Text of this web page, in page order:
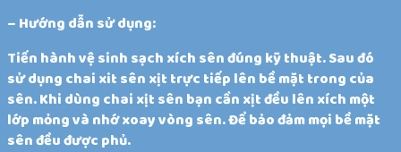
– Hướng dẫn sử dụng:
Tiến hành vệ sinh sạch xích sên đúng kỹ thuật. Sau đó
sử dụng chai xit sên xịt trực tiếp lên bề mặt trong của
sên. Khi dùng chai xịt sên bạn cần xịt đều lên xích một
lớp mỏng và nhớ xoay vòng sên. Để bảo đảm mọi bề mặt
sên đều được phủ.